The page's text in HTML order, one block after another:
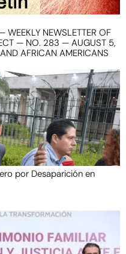
WEEKLY NEWSLETTER OF
— NO. 283 — AUGUST 5,
AFRICAN AMERICANS
por Desaparición en